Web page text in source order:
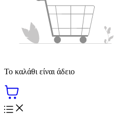
Το καλάθι είναι άδειο